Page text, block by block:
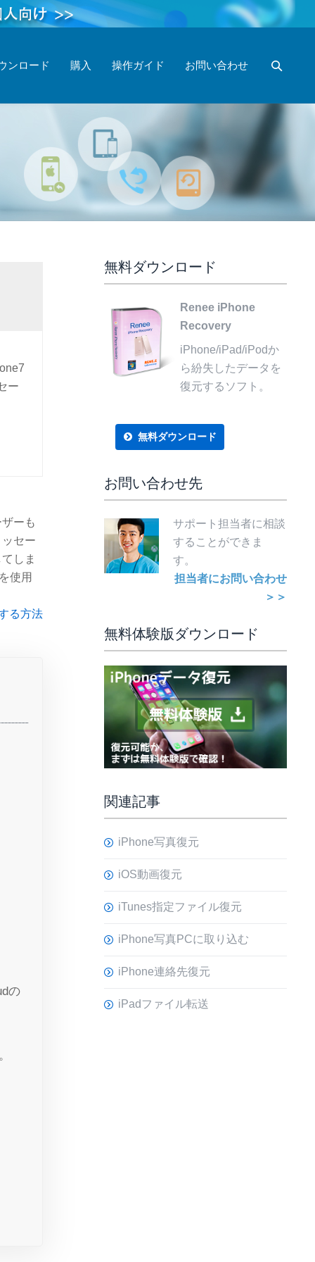
ンロード 購入 操作ガイド お問い合わせ
ー
ーも
セー
しま
使用
る方法
の
無料ダウンロード
Renee iPhone
Recovery
iPhone/iPad/iPodか
ら紛失したデータを
復元するソフト。
無料ダウンロード
お問い合わせ先
サポート担当者に相談
することができま
す。
担当者にお問い合わせ
＞＞
無料体験版ダウンロード
関連記事
iPhone写真復元
iOS動画復元
iTunes指定ファイル復元
iPhone写真PCに取り込む
iPhone連絡先復元
iPadファイル転送